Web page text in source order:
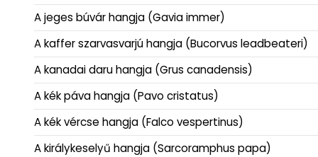
A jeges búvár hangja (Gavia immer)
A kaffer szarvasvarjú hangja (Bucorvus leadbeateri)
A kanadai daru hangja (Grus canadensis)
A kék páva hangja (Pavo cristatus)
A kék vércse hangja (Falco vespertinus)
A királykeselyű hangja (Sarcoramphus papa)